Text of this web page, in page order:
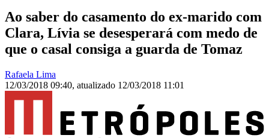
Ao saber do casamento do ex-marido com
Clara, Lívia se desesperará com medo de
que o casal consiga a guarda de Tomaz
Rafaela Lima
12/03/2018 09:40, atualizado 12/03/2018 11:01